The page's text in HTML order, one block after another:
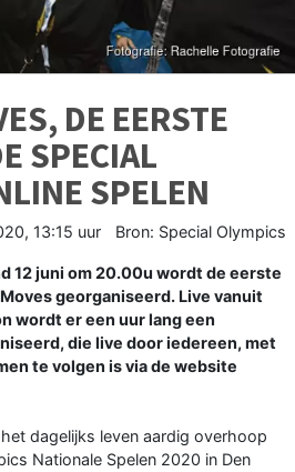
DE EERSTE
SPECIAL
SPELEN
13:15 uur Bron: Special Olympics
12 juni om 20.00u wordt de eerste
georganiseerd. Live vanuit
wordt er een uur lang een
die live door iedereen, met
te volgen is via de website
dagelijks leven aardig overhoop
Nationale Spelen 2020 in Den